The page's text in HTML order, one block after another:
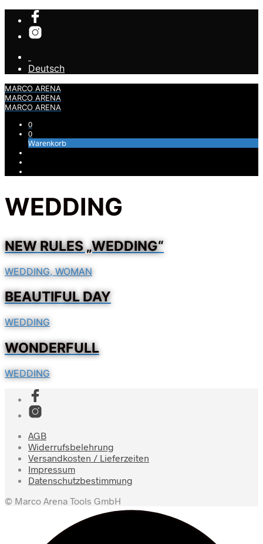
Deutsch
MARCO ARENA
MARCO ARENA
MARCO ARENA
0
0
Warenkorb
WEDDING
NEW RULES „WEDDING“
WEDDING, WOMAN
BEAUTIFUL DAY
WEDDING
WONDERFULL
WEDDING
AGB
Widerrufsbelehrung
Versandkosten / Lieferzeiten
Impressum
Datenschutzbestimmung
© Marco Arena Tools GmbH